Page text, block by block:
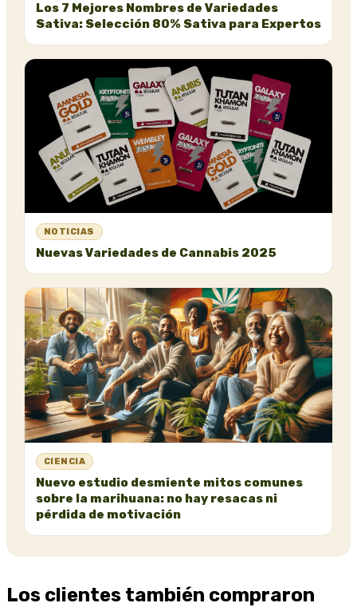
Los 7 Mejores Nombres de Variedades
Sativa: Selección 80% Sativa para Expertos
NOTICIAS
Nuevas Variedades de Cannabis 2025
CIENCIA
Nuevo estudio desmiente mitos comunes
sobre la marihuana: no hay resacas ni
pérdida de motivación
Los clientes también compraron